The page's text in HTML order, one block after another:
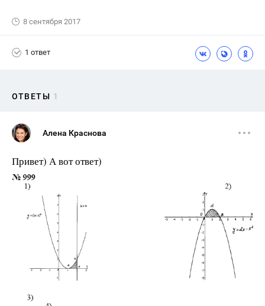
8 сентября 2017
1 ответ
ОТВЕТЫ 1
Алена Краснова
Привет) А вот ответ)